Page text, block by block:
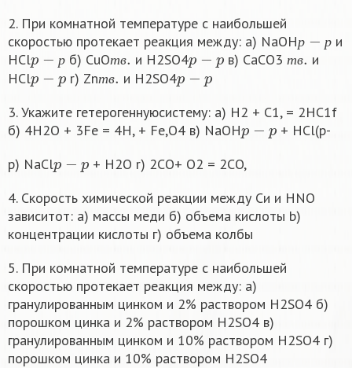
2. При комнатной температуре с наибольшей
скоростью протекает реакция между: a) NaOH р р и
HCl
р
p−р
б) CuOт в
тв.
и H2SO4
p −p
в) CaCO3т в
тв.
и
HCl
p −p
r) Zn тв
тв.
и H2SO4
p−p
3. Укажите гетерогеннуюсистему: a) H2 + C1, = 2HC1f
б) 4H2O + 3Fe = 4H, + Fe,O4 в) NaOH
p −p
+ HCl(p-
p) NaCl
+ H2O r) 2CO+ O2 = 2CO,
4. Скорость химической реакции между Си и HNO
зависитот: а) массы меди б) объема кислоты b)
концентрации кислоты г) объема колбы
5. При комнатной температуре с наибольшей
скоростью протекает реакция между: a)
гранулированным цинком и 2% раствором H2SO4 б)
порошком цинка и 2% раствором H2SO4 в)
гранулированным цинком и 10% раствором H2SO4 г)
порошком цинка и 10% раствором H2SO4